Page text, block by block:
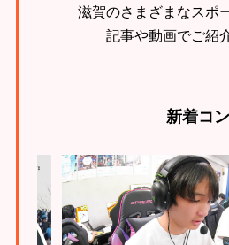
滋賀のさまざまなスポ
記事や動画でご紹
新着コ